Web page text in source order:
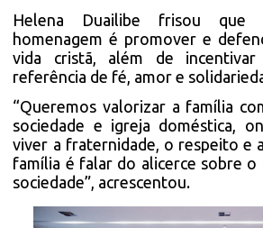
Helena Duailibe frisou
homenagem é promover e
vida cristã, além de
referência de fé, amor e
“Queremos valorizar a família
sociedade e igreja doméstica,
viver a fraternidade, o respeito e
família é falar do alicerce sobre o
sociedade”, acrescentou.